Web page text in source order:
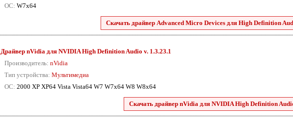
ОС: W7x64
Скачать драйвер Advanced Micro Devices для High Definition
Драйвер nVidia для NVIDIA High Definition Audio v. 1.3.23.1
Производитель: nVidia
Тип устройства: Мультимедиа
ОС: 2000 XP XP64 Vista Vista64 W7 W7x64 W8 W8x64
Скачать драйвер nVidia для NVIDIA High Definition